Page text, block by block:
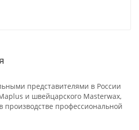
представителями в России
и швейцарского Masterwax,
производстве профессиональной